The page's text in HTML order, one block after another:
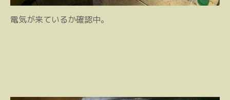
電気が来ているか確認中。